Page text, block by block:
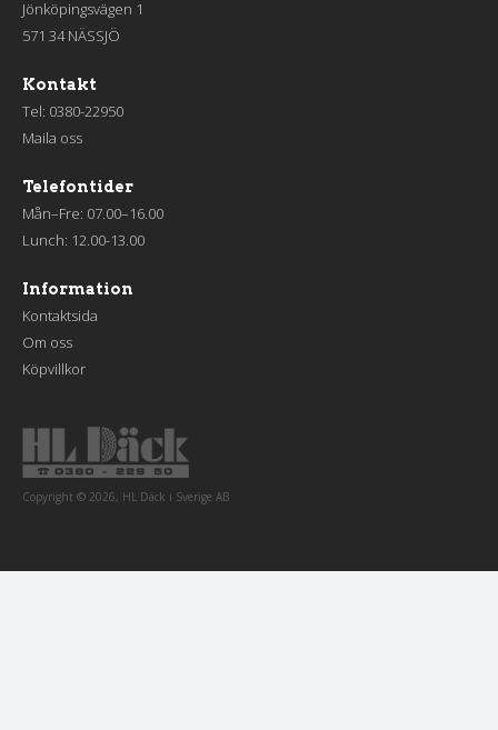
Jönköpingsvägen 1
571 34 NÄSSJÖ
Kontakt
Tel: 0380-22950
Maila oss
Telefontider
Mån–Fre: 07.00–16.00
Lunch: 12.00-13.00
Information
Kontaktsida
Om oss
Köpvillkor
Copyright © 2026, HL Däck i Sverige AB